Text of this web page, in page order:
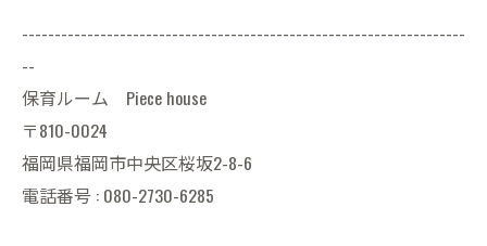
--------------------------------------------------------------------
--
保育ルーム Piece house
〒810-0024
福岡県福岡市中央区桜坂2-8-6
電話番号 : 080-2730-6285